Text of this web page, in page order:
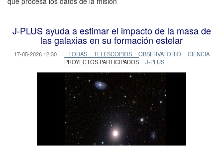
J-PLUS ayuda a estimar el impacto de la masa de
las galaxias en su formación estelar
17-05-2026 12:30 TODAS TELESCOPIOS OBSERVATORIO
CIENCIA
PROYECTOS PARTICIPADOS
J-PLUS